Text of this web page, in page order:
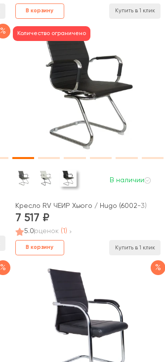
В корзину Купить в 1 клик
% Количество ограничено
В наличии
Кресло RV ЧЕЙР Хьюго / Hugo (6002-3)
7 517
5.0оценок (1)
В корзину Купить в 1 клик
% %